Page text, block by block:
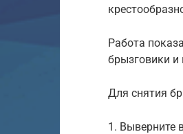
Работа
брызговики
Для снятия
1. Выверните